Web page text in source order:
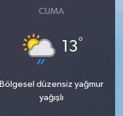
CUMA
13°
Bölgesel düzensiz yağmur
yağışlı